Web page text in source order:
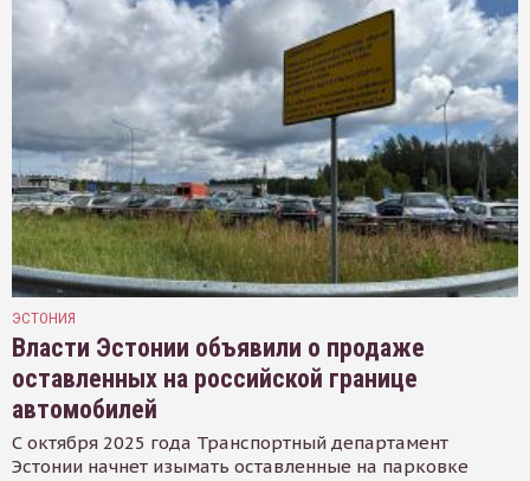
ЭСТОНИЯ
Власти Эстонии объявили о продаже
оставленных на российской границе
автомобилей
С октября 2025 года Транспортный департамент
Эстонии начнет изымать оставленные на парковке